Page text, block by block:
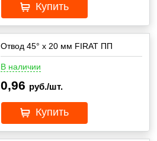
Купить
Отвод 45° х 20 мм FIRAT ПП
В наличии
0,96 руб./шт.
Купить